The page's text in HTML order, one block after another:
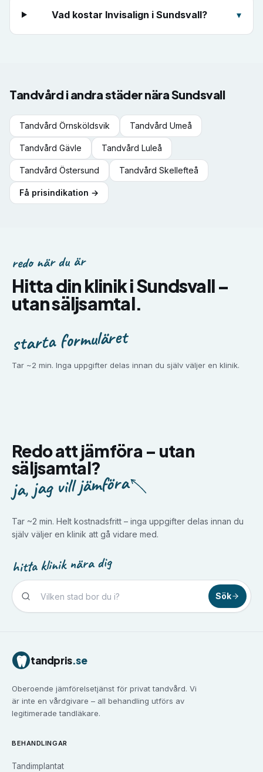
Vad kostar Invisalign i Sundsvall? ▾
Tandvård i andra städer näraSundsvall
Tandvård Örnsköldsvik Tandvård Umeå
Tandvård Gävle Tandvård Luleå
Tandvård Östersund Tandvård Skellefteå
Få prisindikation →
redo när du är
Hitta din klinik iSundsvall–
utan säljsamtal.
starta formuläret
Tar ~2 min. Inga uppgifter delas innan du själv väljer en klinik.
Redo att jämföra – utan
säljsamtal?
ja, jag vill jämföra
Tar ~2 min. Helt kostnadsfritt – inga uppgifter delas innan du
själv väljer en klinik att gå vidare med.
hitta klinik nära dig
Sök
Tandvård i
Tandvård iFalun
Tandvård i Göteborg
Tandvård iHalmstad
Tandvård iHelsingborg
tandpris.se
Oberoende jämförelsetjänst för privat tandvård. Vi
är inte en vårdgivare – all behandling utförs av
legitimerade tandläkare.
BEHANDLINGAR
Tandimplantat